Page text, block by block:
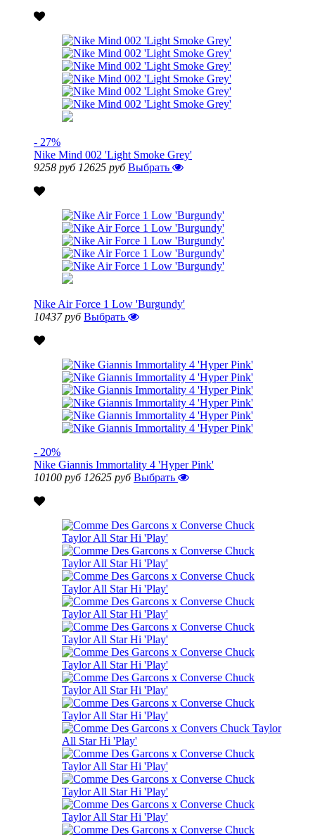
- 27%
Nike Mind 002 'Light Smoke Grey'
9258 руб 12625 руб Выбрать
Nike Air Force 1 Low 'Burgundy'
10437 руб Выбрать
- 20%
Nike Giannis Immortality 4 'Hyper Pink'
10100 руб 12625 руб Выбрать